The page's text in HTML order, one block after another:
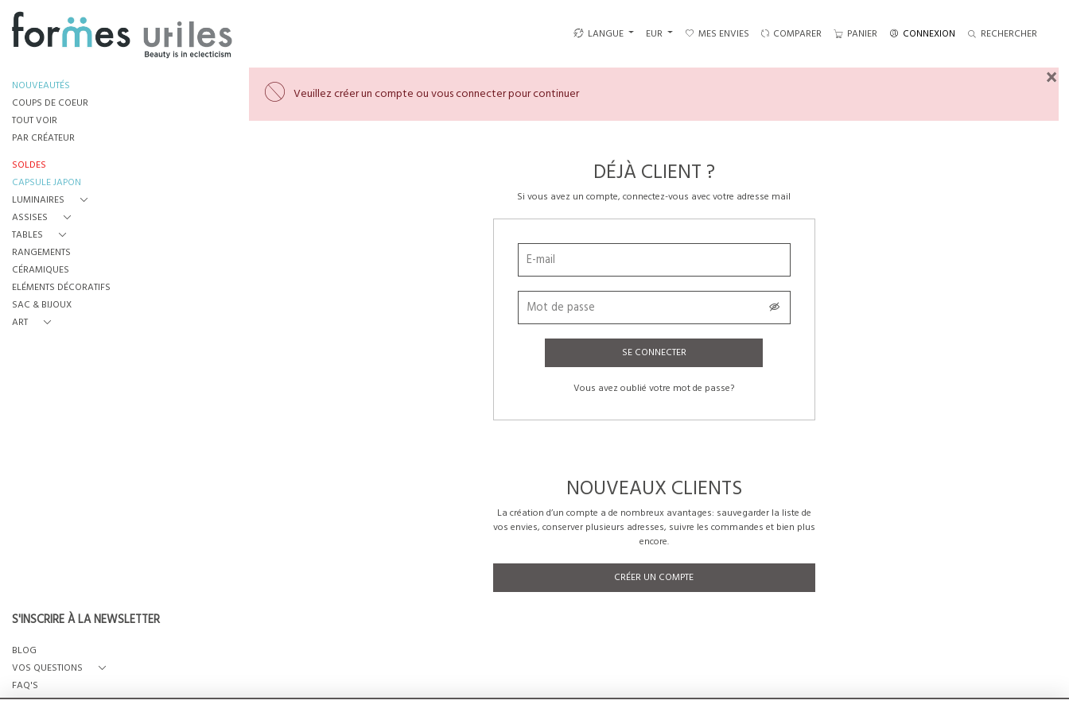
LANGUE EUR MES ENVIES COMPARER PANIER CONNEXION RECHERCHER
NOUVEAUTÉS
COUPS DE COEUR
TOUT VOIR
PAR CRÉATEUR
SOLDES
CAPSULE JAPON
LUMINAIRES
ASSISES
TABLES
RANGEMENTS
CÉRAMIQUES
ELÉMENTS DÉCORATIFS
SAC & BIJOUX
ART
S'INSCRIRE À LA NEWSLETTER
BLOG
VOS QUESTIONS
FAQ'S
QUI SOMMES-NOUS?
Veuillez créer un compte ou vous connecter pour continuer
×
DÉJÀ CLIENT ?
Si vous avez un compte, connectez-vous avec votre adresse mail
SE CONNECTER
Vous avez oublié votre mot de passe?
NOUVEAUX CLIENTS
La création d’un compte a de nombreux avantages: sauvegarder la liste de
vos envies, conserver plusieurs adresses, suivre les commandes et bien plus
encore.
CRÉER UN COMPTE